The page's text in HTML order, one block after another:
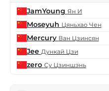
JamYoung Ян И
Moseyuh Цяньхао Чен
Mercury Ван Цзинсян
Jee Дункай Цзи
zero Су Цзиншэнь